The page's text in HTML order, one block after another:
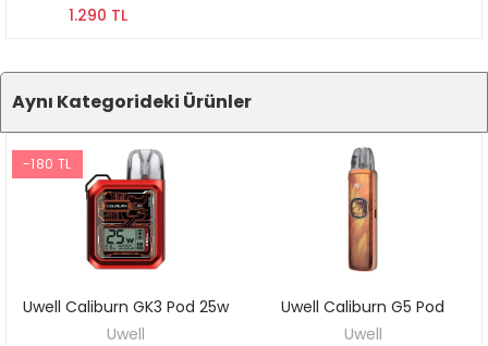
1.290 TL
Aynı Kategorideki Ürünler
-180 TL
KEŞFET
Uwell Caliburn GK3 Pod 25w
Uwell
KEŞFET
Uwell Caliburn G5 Pod
Uwell